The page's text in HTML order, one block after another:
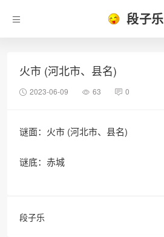
段子乐
火市 (河北市、县名)
2023-06-09 63 0
谜面：火市 (河北市、县名)
谜底：赤城
段子乐